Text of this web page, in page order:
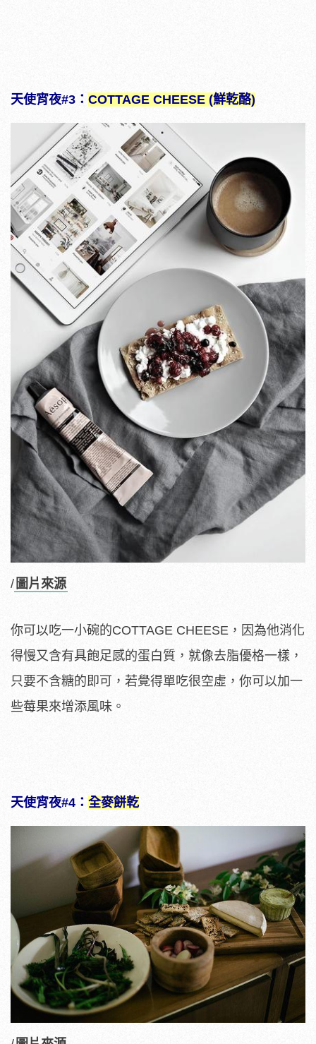
天使宵夜#3： COTTAGE CHEESE (鮮乾酪)
/ 圖片來源
你可以吃一小碗的COTTAGE CHEESE，因為他消化
得慢又含有具飽足感的蛋白質，就像去脂優格一樣，
只要不含糖的即可，若覺得單吃很空虛，你可以加一
些莓果來增添風味。
天使宵夜#4： 全麥餅乾